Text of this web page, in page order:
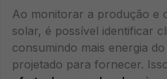
Ao monitorar a produção e
solar, é possível identificar
consumindo mais energia
projetado para fornecer.